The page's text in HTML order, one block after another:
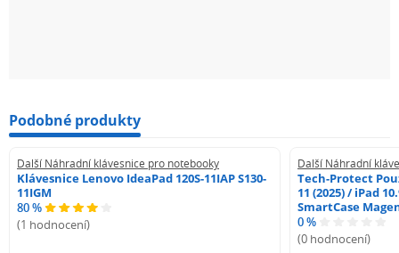
Podobné produkty
Další Náhradní klávesnice pro notebooky
Klávesnice Lenovo IdeaPad 120S-11IAP S130-
11IGM
80 %
(1 hodnocení)
Další Náhradní
Tech-Protect
11 (2025) / iPad
SmartCase
0 %
(0 hodnocení)